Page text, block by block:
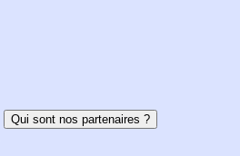
Qui sont nos partenaires ?